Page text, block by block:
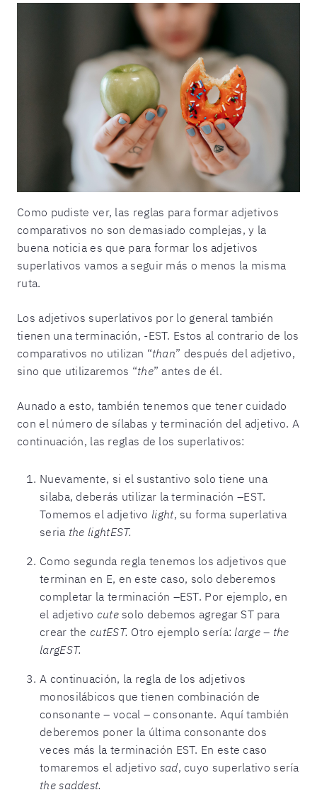
Como pudiste ver, las reglas para formar adjetivos
comparativos no son demasiado complejas, y la
buena noticia es que para formar los adjetivos
superlativos vamos a seguir más o menos la misma
ruta.
Los adjetivos superlativos por lo general también
tienen una terminación, -EST. Estos al contrario de los
comparativos no utilizan “than” después del adjetivo,
sino que utilizaremos “the” antes de él.
Aunado a esto, también tenemos que tener cuidado
con el número de sílabas y terminación del adjetivo. A
continuación, las reglas de los superlativos:
Nuevamente, si el sustantivo solo tiene una
silaba, deberás utilizar la terminación –EST.
Tomemos el adjetivo light, su forma superlativa
seria the lightEST.
Como segunda regla tenemos los adjetivos que
terminan en E, en este caso, solo deberemos
completar la terminación –EST. Por ejemplo, en
el adjetivo cute solo debemos agregar ST para
crear the cutEST. Otro ejemplo sería: large – the
largEST.
A continuación, la regla de los adjetivos
monosilábicos que tienen combinación de
consonante – vocal – consonante. Aquí también
deberemos poner la última consonante dos
veces más la terminación EST. En este caso
tomaremos el adjetivo sad, cuyo superlativo sería
the saddest.